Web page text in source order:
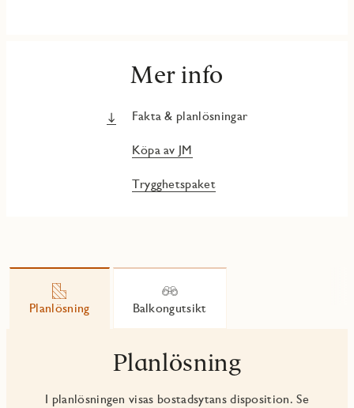
Mer info
Fakta & planlösningar
Köpa av JM
Trygghetspaket
Planlösning Balkongutsikt
Planlösning
I planlösningen visas bostadsytans disposition. Se